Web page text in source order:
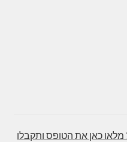
מלאו כאן את הטופס ותקבלו